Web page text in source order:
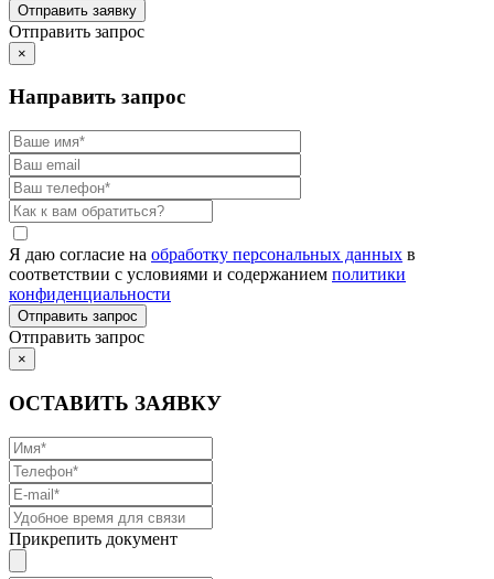
Отправить запрос
×
Направить запрос
Я даю согласие на обработку персональных данных в
соответствии с условиями и содержанием политики
конфиденциальности
Отправить запрос
×
ОСТАВИТЬ ЗАЯВКУ
Прикрепить документ